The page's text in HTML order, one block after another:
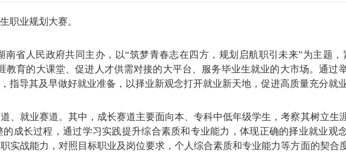
业规划大赛。
人民政府共同主办，以“筑梦青春志在四方，规划启航职引未来”为主题，
教育的大课堂、促进人才供需对接的大平台、服务毕业生就业的大市场。通过
指导其及早做好就业准备，以择业新观念打开就业新天地，促进高质量充分就业
就业赛道。其中，成长赛道主要面向本、专科中低年级学生，考察其树立生
成长过程，通过学习实践提升综合素质和专业能力，体现正确的择业就业观
实战能力，对照目标职业及岗位要求，个人综合素质和专业能力等方面的契合